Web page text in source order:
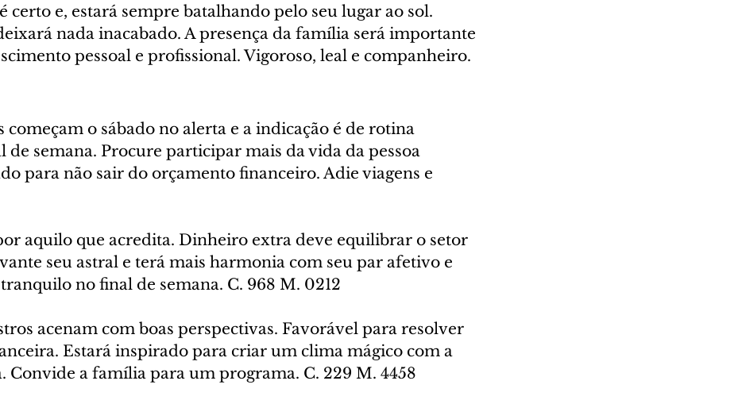
certo e, estará sempre batalhando pelo seu lugar ao sol.
nada inacabado. A presença da família será importante
pessoal e profissional. Vigoroso, leal e companheiro.
começam o sábado no alerta e a indicação é de rotina
de semana. Procure participar mais da vida da pessoa
para não sair do orçamento financeiro. Adie viagens e
aquilo que acredita. Dinheiro extra deve equilibrar o setor
seu astral e terá mais harmonia com seu par afetivo e
no final de semana. C. 968 M. 0212
acenam com boas perspectivas. Favorável para resolver
Estará inspirado para criar um clima mágico com a
Convide a família para um programa. C. 229 M. 4458